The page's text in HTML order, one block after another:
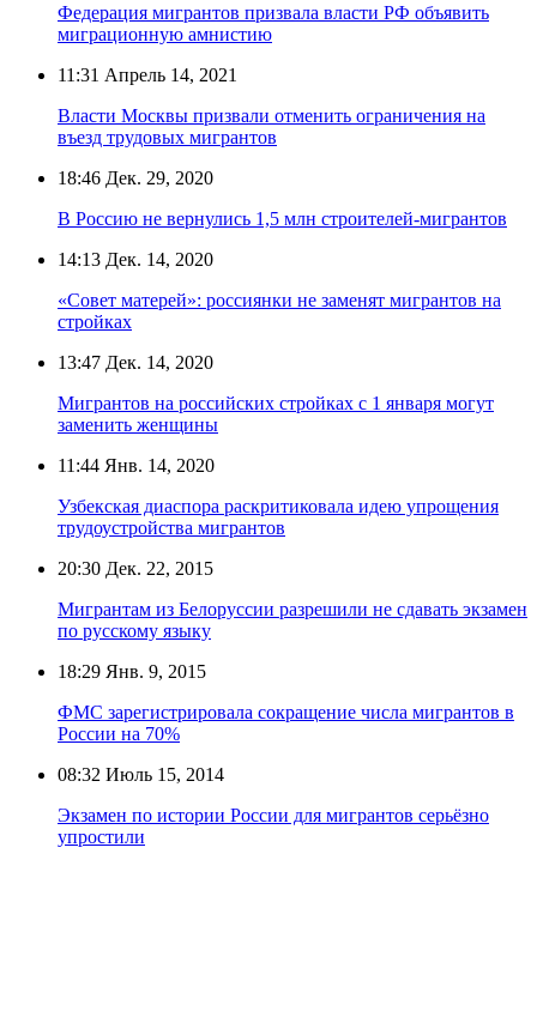
Федерация мигрантов призвала власти РФ объявить
миграционную амнистию
11:31 Апрель 14, 2021
Власти Москвы призвали отменить ограничения на
въезд трудовых мигрантов
18:46 Дек. 29, 2020
В Россию не вернулись 1,5 млн строителей-мигрантов
14:13 Дек. 14, 2020
«Совет матерей»: россиянки не заменят мигрантов на
стройках
13:47 Дек. 14, 2020
Мигрантов на российских стройках с 1 января могут
заменить женщины
11:44 Янв. 14, 2020
Узбекская диаспора раскритиковала идею упрощения
трудоустройства мигрантов
20:30 Дек. 22, 2015
Мигрантам из Белоруссии разрешили не сдавать экзамен
по русскому языку
18:29 Янв. 9, 2015
ФМС зарегистрировала сокращение числа мигрантов в
России на 70%
08:32 Июль 15, 2014
Экзамен по истории России для мигрантов серьёзно
упростили